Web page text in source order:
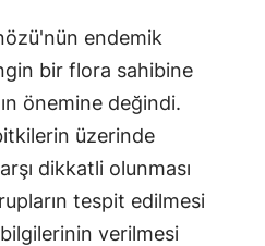
endemik
bir flora sahibine
önemine değindi.
üzerinde
dikkatli olunması
tespit edilmesi
verilmesi